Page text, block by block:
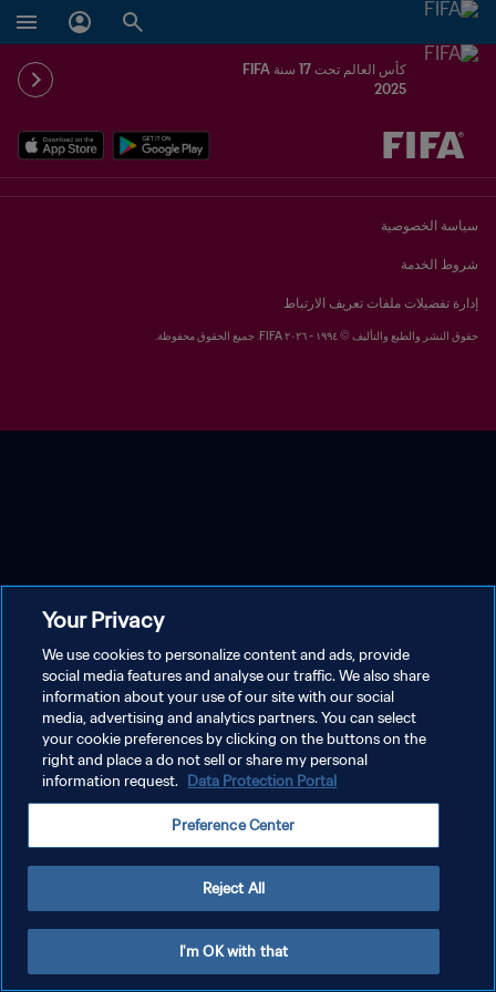
كأس العالم تحت 17 سنة FIFA
2025
يُحدَّد لاحقاً ضد يُحدَّد لاحقاً
سياسة الخصوصية
شروط الخدمة
إدارة تفضيلات ملفات تعريف الارتباط
حقوق النشر والطبع والتأليف © ١٩٩٤ - ٢٠٢٦ FIFA. جميع الحقوق محفوظة.
Your Privacy
We use cookies to personalize content and ads, provide
social media features and analyse our traffic. We also share
information about your use of our site with our social
media, advertising and analytics partners. You can select
your cookie preferences by clicking on the buttons on the
right and place a do not sell or share my personal
information request. Data Protection Portal
Preference Center
Reject All
I'm OK with that